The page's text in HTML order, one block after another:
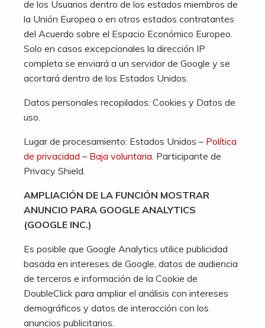
de los Usuarios dentro de los estados miembros de
la Unión Europea o en otros estados contratantes
del Acuerdo sobre el Espacio Económico Europeo.
Solo en casos excepcionales la dirección IP
completa se enviará a un servidor de Google y se
acortará dentro de los Estados Unidos.
Datos personales recopilados: Cookies y Datos de
uso.
Lugar de procesamiento: Estados Unidos – Política
de privacidad – Baja voluntaria. Participante de
Privacy Shield.
AMPLIACIÓN DE LA FUNCIÓN MOSTRAR
ANUNCIO PARA GOOGLE ANALYTICS
(GOOGLE INC.)
Es posible que Google Analytics utilice publicidad
basada en intereses de Google, datos de audiencia
de terceros e información de la Cookie de
DoubleClick para ampliar el análisis con intereses
demográficos y datos de interacción con los
anuncios publicitarios.